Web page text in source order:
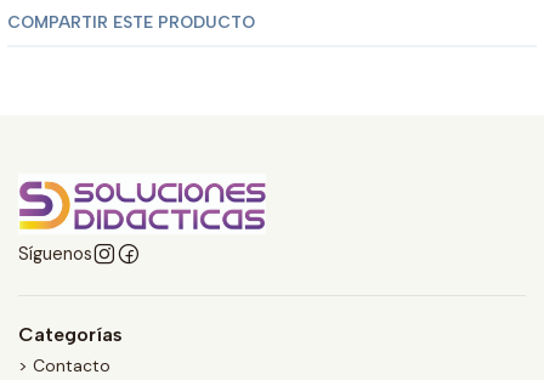
COMPARTIR ESTE PRODUCTO
Síguenos
Categorías
> Contacto